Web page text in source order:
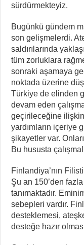
sürdürmekteyiz.
Bugünkü gündem
son gelişmelerdi.
saldırılarında
tüm zorluklara
sonraki aşamaya
noktada üzerine
Türkiye de elinden
devam eden
geçirileceğine
yardımların içeriye
şikayetler var.
Bu hususta
Finlandiya’nın
Şu an 150’den
tanımaktadır.
sebepleri vardır.
desteklemesi,
desteğe hazır